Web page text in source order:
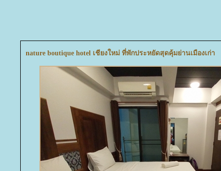
nature boutique hotel เชียงใหม่ ที่พักประหยัดสุดคุ้มย่านเมืองเก่า